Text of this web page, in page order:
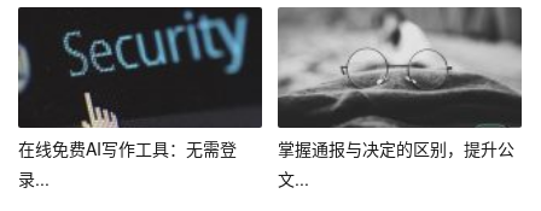
域的创新应用，为企业的长远发展奠定坚实基础。
在线免费AI写作工具：无需登
录...
掌握通报与决定的区别，提升公
文...